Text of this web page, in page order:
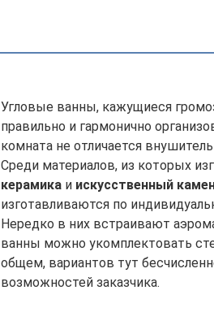
Угловые ванны, кажущиеся
правильно и гармонично
комната не отличается
Среди материалов, из которых
керамика и искусственный
изготавливаются по
Нередко в них встраивают
ванны можно укомплектовать
общем, вариантов тут
возможностей заказчика.